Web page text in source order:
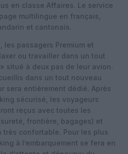
en classe Affaires. Le service
multilingue en français,
et cantonais.
les passagers Premium et
ou travailler dans un tout
situé à deux pas de leur avion.
dans un tout nouveau
sera entièrement dédié. Après
sécurisé, les voyageurs
reçus avec toutes les
frontière, bagages) et
très confortable. Pour les plus
à l’embarquement se fera en